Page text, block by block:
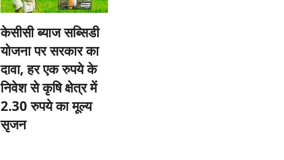
केसीसी ब्याज सब्सिडी
योजना पर सरकार का
दावा, हर एक रुपये के
निवेश से कृषि क्षेत्र में
2.30 रुपये का मूल्य
सृजन